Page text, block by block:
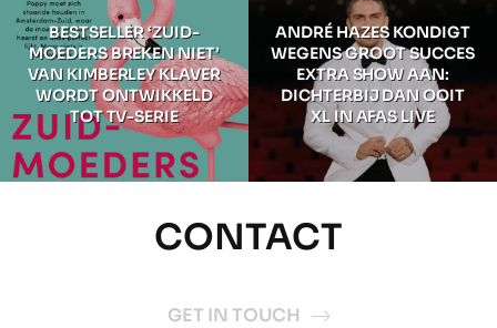
BESTSELLER ‘ZUID-
MOEDERS BREKEN NIET’
VAN KIMBERLEY KLAVER
WORDT ONTWIKKELD
TOT TV-SERIE
ANDRÉ HAZES KONDIGT
WEGENS GROOT SUCCES
EXTRA SHOW AAN:
DICHTERBIJ DAN OOIT
XL IN AFAS LIVE
CONTACT
GET IN TOUCH